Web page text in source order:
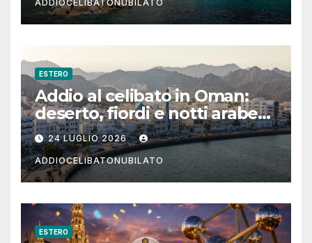
ADDIOCELIBATONUBILATO
ESTERO
Addio al celibato in Oman:
deserto, fiordi e notti arabe
tra Muscat e Musandam
24 LUGLIO 2026
ADDIOCELIBATONUBILATO
ESTERO